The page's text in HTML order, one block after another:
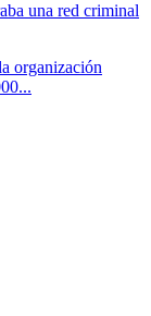
una red criminal
organización